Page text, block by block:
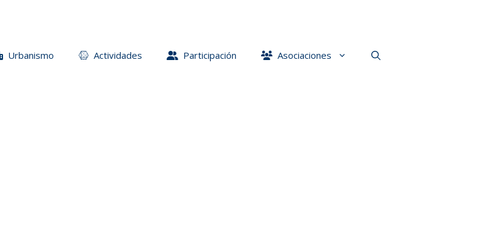
Urbanismo Actividades Participación Asociaciones